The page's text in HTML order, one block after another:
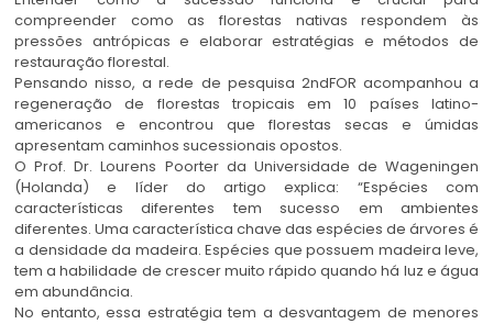
compreender como as florestas nativas respondem às
pressões antrópicas e elaborar estratégias e métodos de
restauração florestal.
Pensando nisso, a rede de pesquisa 2ndFOR acompanhou a
regeneração de florestas tropicais em 10 países latino-
americanos e encontrou que florestas secas e úmidas
apresentam caminhos sucessionais opostos.
O Prof. Dr. Lourens Poorter da Universidade de Wageningen
(Holanda) e líder do artigo explica: “Espécies com
características diferentes tem sucesso em ambientes
diferentes. Uma característica chave das espécies de árvores é
a densidade da madeira. Espécies que possuem madeira leve,
tem a habilidade de crescer muito rápido quando há luz e água
em abundância.
No entanto, essa estratégia tem a desvantagem de menores